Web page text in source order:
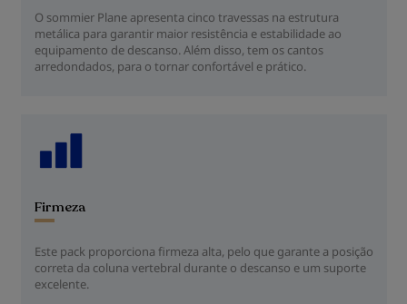
O sommier Plane apresenta cinco travessas na estrutura
metálica para garantir maior resistência e estabilidade ao
equipamento de descanso. Além disso, tem os cantos
arredondados, para o tornar confortável e prático.
Firmeza
Este pack proporciona firmeza alta, pelo que garante a posição
correta da coluna vertebral durante o descanso e um suporte
excelente.